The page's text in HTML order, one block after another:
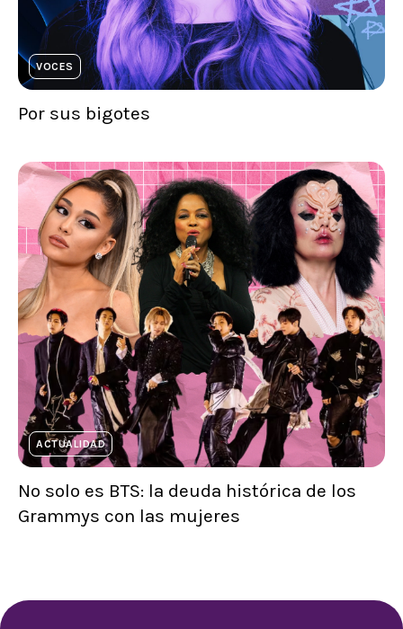
VOCES
Por sus bigotes
ACTUALIDAD
No solo es BTS: la deuda histórica de los
Grammys con las mujeres